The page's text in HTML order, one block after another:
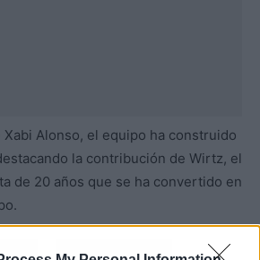
Alonso, el equipo ha construido
la contribución de Wirtz, el
de 20 años que se ha convertido en